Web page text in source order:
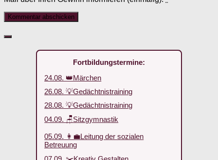
Fortbildungstermine:
24.08. 👑Märchen
26.08. 💡Gedächtnistraining
28.08. 💡Gedächtnistraining
04.09. 🪑Sitzgymnastik
05.09. 👩‍💼Leitung der sozialen
Betreuung